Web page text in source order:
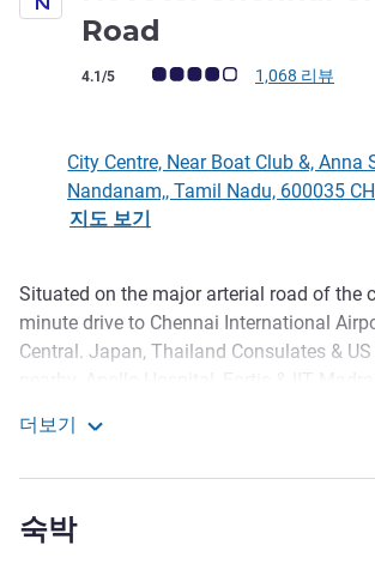
Road
고객 평점 (ALL 평가)
4.1/5 1,068 리뷰
City Centre, Near Boat Club &, Anna
Nandanam,, Tamil Nadu, 600035
지도 보기
호텔설명
Situated on the major arterial road of the
minute drive to Chennai International
Central. Japan, Thailand Consulates &
Chidambaram grounds are within a 15-
site, a fitness center & a rooftop pool for a
더보기
숙박